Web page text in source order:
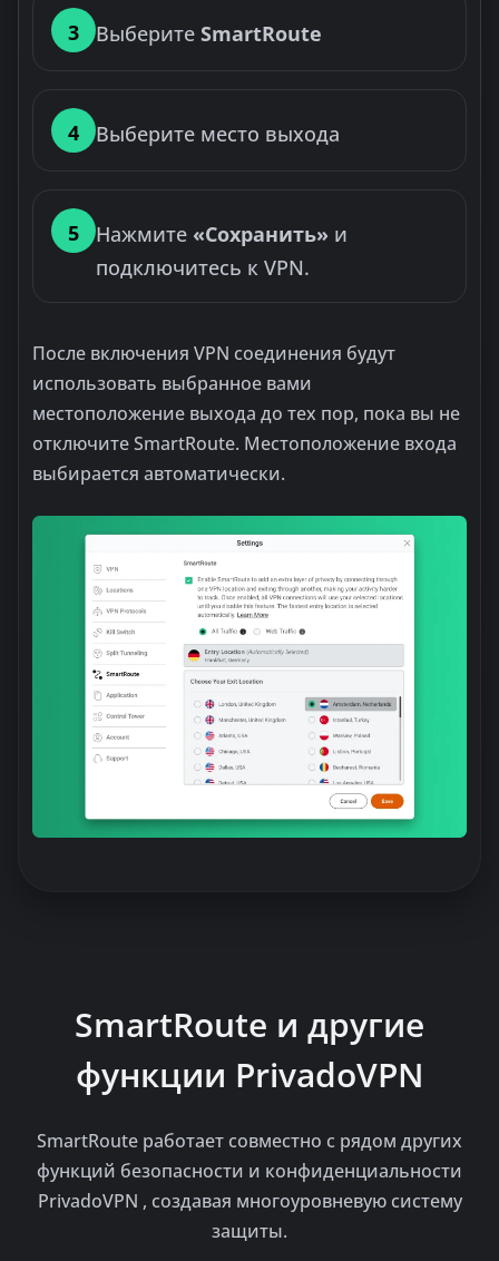
3 Выберите SmartRoute
4 Выберите место выхода
5 Нажмите «Сохранить» и
подключитесь к VPN.
После включения VPN соединения будут
использовать выбранное вами
местоположение выхода до тех пор, пока вы не
отключите SmartRoute. Местоположение входа
выбирается автоматически.
SmartRoute и другие
функции PrivadoVPN
SmartRoute работает совместно с рядом других
функций безопасности и конфиденциальности
PrivadoVPN , создавая многоуровневую систему
защиты.